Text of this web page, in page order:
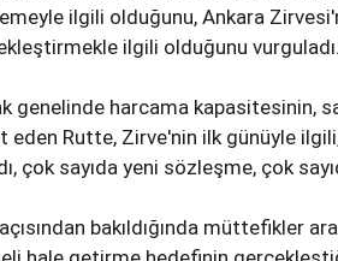
ilgili olduğunu, Ankara
ilgili olduğunu
genelinde harcama kapasitesinin,
eden Rutte, Zirve'nin ilk günüyle ilgili,
çok sayıda yeni sözleşme, çok
bakıldığında müttefikler